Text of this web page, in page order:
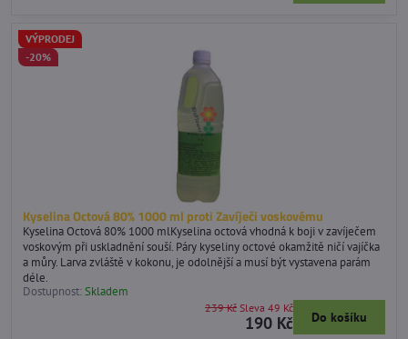
Kyselina Octová 80% 1000 ml proti Zavíječi voskovému
VÝPRODEJ
-20%
Kyselina Octová 80% 1000 mlKyselina octová vhodná k boji v zavíječem
voskovým při uskladnění souší. Páry kyseliny octové okamžitě ničí vajíčka
a můry. Larva zvláště v kokonu, je odolnější a musí být vystavena parám
déle.
Dostupnost:Skladem
190 Kč
239 Kč Sleva 49 Kč
Do košíku